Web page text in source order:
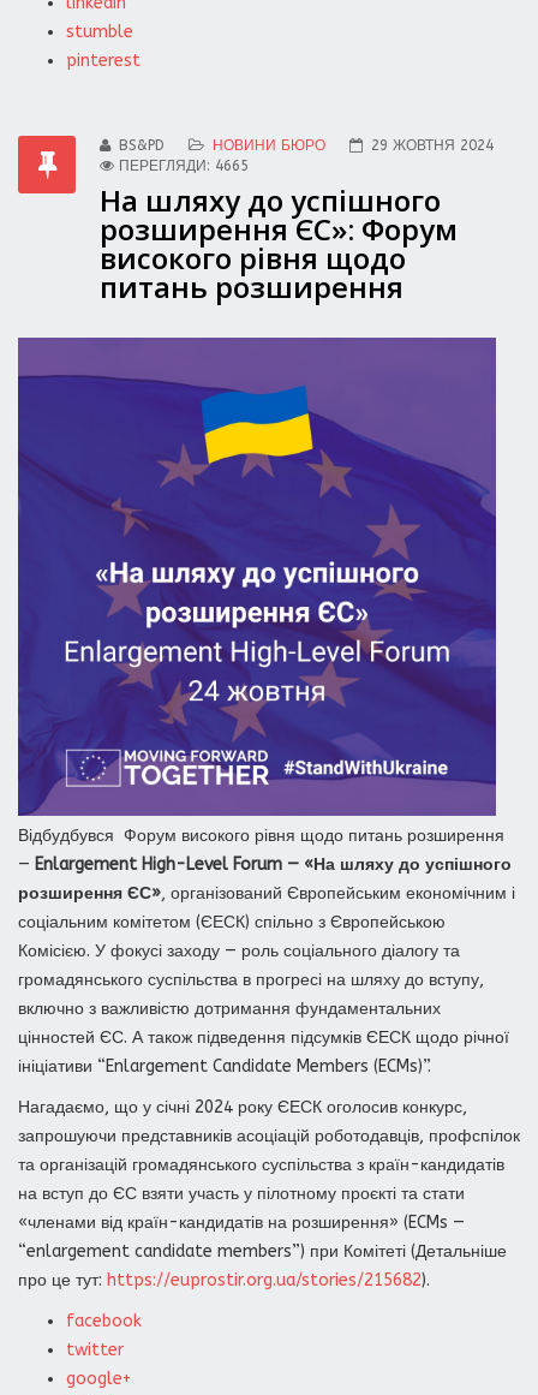
stumble
pinterest
BS&PD НОВИНИ БЮРО
29 ЖОВТНЯ 2024
ПЕРЕГЛЯДИ: 4665
На шляху до успішного
розширення ЄС»: Форум
високого рівня щодо
питань розширення
Відбудбувся Форум високого рівня щодо питань розширення
— Enlargement High-Level Forum — «На шляху до успішного
розширення ЄС», організований Європейським економічним і
соціальним комітетом (ЄЕСК) спільно з Європейською
Комісією. У фокусі заходу — роль соціального діалогу та
громадянського суспільства в прогресі на шляху до вступу,
включно з важливістю дотримання фундаментальних
цінностей ЄС. А також підведення підсумків ЄЕСК щодо річної
ініціативи “Enlargement Candidate Members (ECMs)”.
Нагадаємо, що у січні 2024 року ЄЕСК оголосив конкурс,
запрошуючи представників асоціацій роботодавців, профспілок
та організацій громадянського суспільства з країн-кандидатів
на вступ до ЄС взяти участь у пілотному проєкті та стати
«членами від країн-кандидатів на розширення» (ECMs —
“enlargement candidate members”) при Комітеті (Детальніше
про це тут: https://euprostir.org.ua/stories/215682).
facebook
twitter
google+